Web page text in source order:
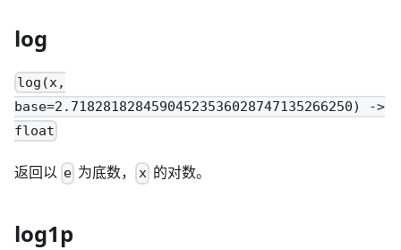
log
log(x,
base=2.71828182845904523536028747135266250) ->
float
返回以 e 为底数， x的对数。
log1p